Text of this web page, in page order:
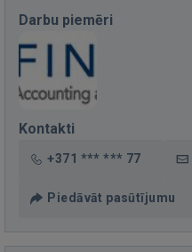
Darbu piemēri
Kontakti
+371 *** *** 77
Piedāvāt pasūtījumu